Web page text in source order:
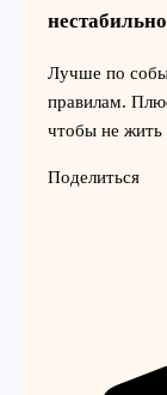
Лучше по
правилам.
чтобы не жить
Поделиться